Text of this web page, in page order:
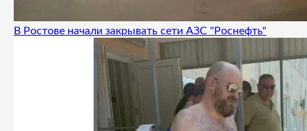
В Ростове начали закрывать сети АЗС "Роснефть"